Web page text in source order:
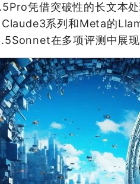
凭借突破性的长文本
系列和Meta的
在多项评测中展现